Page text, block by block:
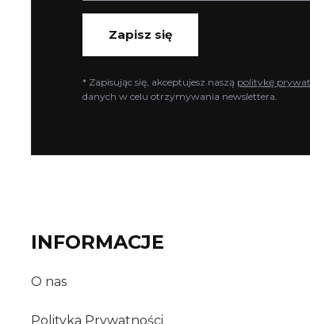
Zapisz się
* Zapisując się, akceptujesz naszą politykę
danych w celu otrzymywania newslettera.
INFORMACJE
O nas
Polityka Prywatności